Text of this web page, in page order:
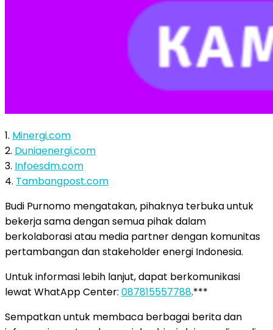
1. Minergi.com
2. Duniaenergi.com
3. Infoesdm.com
4. Tambangpost.com
Budi Purnomo mengatakan, pihaknya terbuka untuk
bekerja sama dengan semua pihak dalam
berkolaborasi atau media partner dengan komunitas
pertambangan dan stakeholder energi Indonesia.
Untuk informasi lebih lanjut, dapat berkomunikasi
lewat WhatApp Center: 087815557788.***
Sempatkan untuk membaca berbagai berita dan